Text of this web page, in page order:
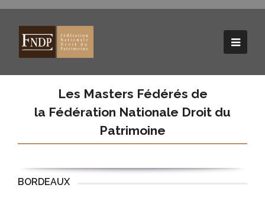
Les Masters Fédérés de
la Fédération Nationale Droit du
Patrimoine
BORDEAUX